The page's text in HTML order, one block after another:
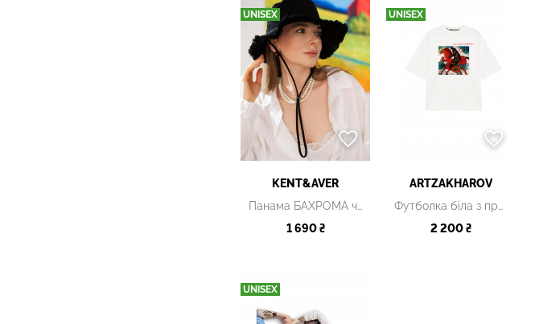
UNISEX
KENT&AVER
Панама БАХРОМА чорна
1 690 ₴
UNISEX
ARTZAKHAROV
Футболка біла з принтом
2 200 ₴
UNISEX